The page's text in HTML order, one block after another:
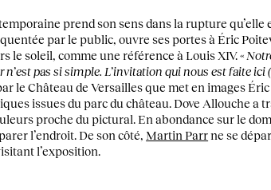
prend son sens dans la rupture qu’elle
par le public, ouvre ses portes à Éric
le soleil, comme une référence à Louis XIV. «
n’est pas si simple. L’invitation qui nous est faite ici
le Château de Versailles que met en images
issues du parc du château. Dove Allouche a
proche du pictural. En abondance sur le
l’endroit. De son côté,Martin Parrne se
l’exposition.